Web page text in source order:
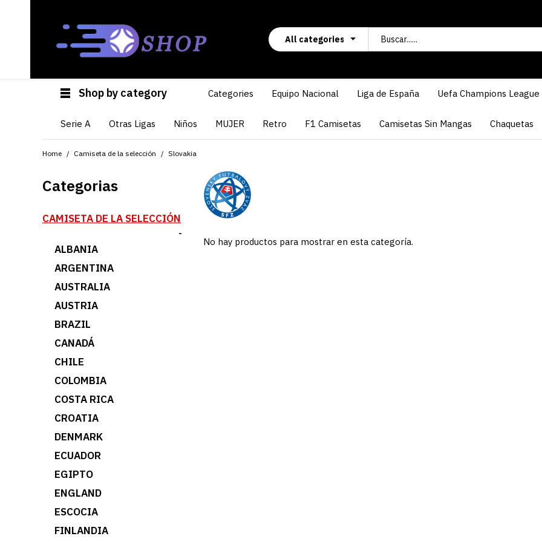
Shop by category Categories Equipo Nacional Liga de España Uefa Champions League
Serie A Otras Ligas Niños MUJER Retro F1 Camisetas Camisetas Sin Mangas Chaquetas
Home Camiseta de la selección Slovakia
Categorias
CAMISETA DE LA SELECCIÓN
-
ALBANIA
ARGENTINA
AUSTRALIA
AUSTRIA
BRAZIL
CANADÁ
CHILE
COLOMBIA
COSTA RICA
CROATIA
DENMARK
ECUADOR
EGIPTO
ENGLAND
ESCOCIA
FINLANDIA
No hay productos para mostrar en esta categoría.